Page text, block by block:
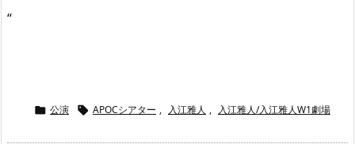
“
 公演  APOCシアター , 入江雅人 , 入江雅人/入江雅人W1劇場